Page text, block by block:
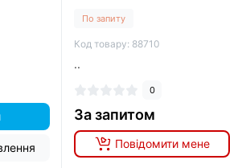
По запиту
Код товару: 88710
..
0
За запитом
Повідомити мене